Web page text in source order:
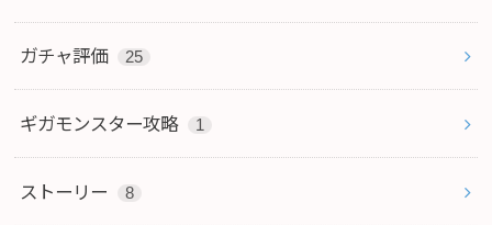
ガチャ評価 25
ギガモンスター攻略 1
ストーリー 8